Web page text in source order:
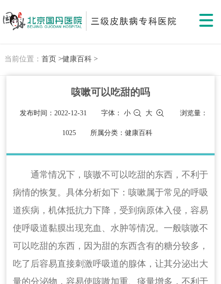
当前位置： 首页 >健康百科 >
咳嗽可以吃甜的吗
发布时间：2022-12-31 字体：小 大 浏览量：
1025 所属分类：健康百科
通常情况下，咳嗷不可以吃甜的东西，不利于
病情的恢复。具体分析如下：咳嗽属于常见的呼吸
道疾病，机体抵抗力下降，受到病原体入侵，容易
使呼吸道黏膜出现充血、水肿等情况。一般咳嗷不
可以吃甜的东西，因为甜的东西含有的糖分较多，
吃了后容易直接刺激呼吸道的腺体，让其分泌出大
量的分泌物，容易使咳嗷加重、痰量增多，不利于